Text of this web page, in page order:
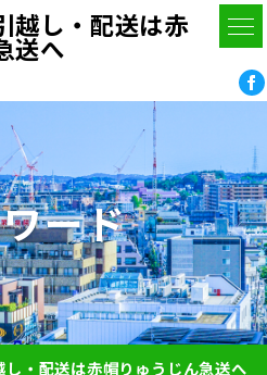
越し・配送は赤
送へ
ード
・配送は赤帽りゅうじん急送へ